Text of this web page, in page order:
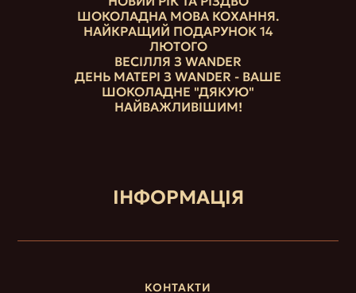
ШОКОЛАДНА МОВА КОХАННЯ.
НАЙКРАЩИЙ ПОДАРУНОК 14
ЛЮТОГО
ВЕСІЛЛЯ З WANDER
ДЕНЬ МАТЕРІ З WANDER - ВАШЕ
ШОКОЛАДНЕ "ДЯКУЮ"
НАЙВАЖЛИВІШИМ!
ІНФОРМАЦІЯ
КОНТАКТИ